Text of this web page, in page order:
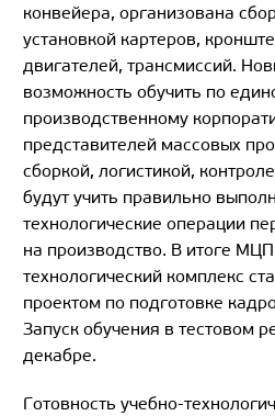
конвейера, организована
установкой картеров,
двигателей, трансмиссий.
возможность обучить по
производственному
представителей массовых
сборкой, логистикой,
будут учить правильно
технологические операции
на производство. В итоге
технологический комплекс
проектом по подготовке
Запуск обучения в тестовом
декабре.
Готовность учебно-